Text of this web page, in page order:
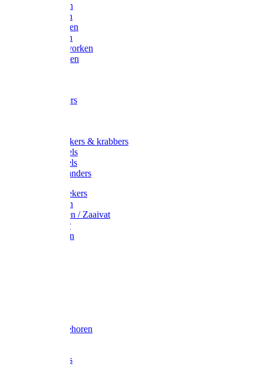
Hooivorken
Mestvorken
Bietenvorken
Maisvorken
Aardappelvorken
Vijgenvorken
Tuinkrabbers
Onkruidstekers & krabbers
Hartschoffels
Ruitschoffels
Onkruidbranders
Graskantstekers
Verticuteren
Strooiwagen / Zaaivat
Grasmaaier
Grasscharen
Slede toebehoren
Composters